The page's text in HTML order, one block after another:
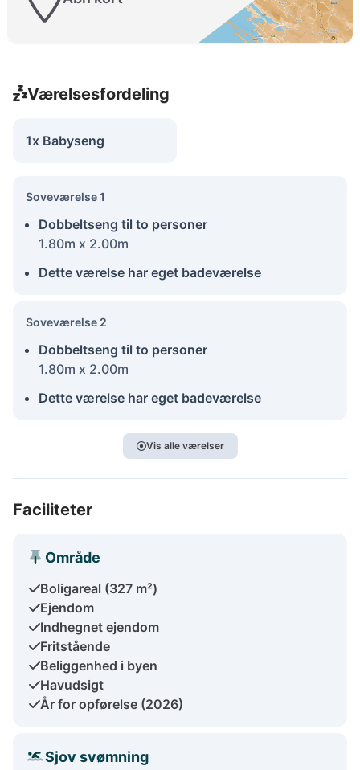
Værelsesfordeling
1x Babyseng
Soveværelse 1
Dobbeltseng til to personer
1.80m x 2.00m
Dette værelse har eget badeværelse
Soveværelse 2
Dobbeltseng til to personer
1.80m x 2.00m
Dette værelse har eget badeværelse
Vis alle værelser
Faciliteter
Område
Boligareal (327 m²)
Ejendom
Indhegnet ejendom
Fritstående
Beliggenhed i byen
Havudsigt
År for opførelse (2026)
Sjov svømning